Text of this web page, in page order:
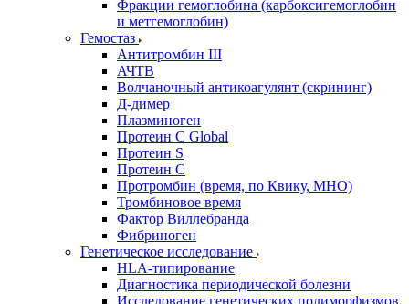
Фракции гемоглобина (карбоксигемоглобин
и метгемоглобин)
Гемостаз
Антитромбин III
АЧТВ
Волчаночный антикоагулянт (скрининг)
Д-димер
Плазминоген
Протеин C Global
Протеин S
Протеин С
Протромбин (время, по Квику, МНО)
Тромбиновое время
Фактор Виллебранда
Фибриноген
Генетическое исследование
HLA-типирование
Диагностика периодической болезни
Исследование генетических полиморфизмов